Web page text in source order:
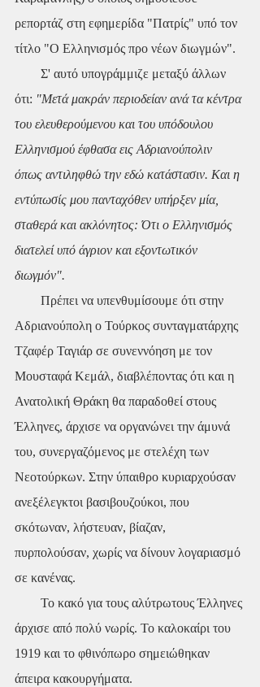
ρεπορτάζ στη εφημερίδα "Πατρίς" υπό τον
τίτλο "Ο Ελληνισμός προ νέων διωγμών".
ότι: "Μετά μακράν περιοδείαν ανά τα κέντρα
του ελευθερούμενου και του υπόδουλου
Ελληνισμού έφθασα εις Αδριανούπολιν
όπως αντιληφθώ την εδώ κατάστασιν. Και η
εντύπωσίς μου πανταχόθεν υπήρξεν μία,
σταθερά και ακλόνητος: Ότι ο Ελληνισμός
διατελεί υπό άγριον και εξοντωτικόν
διωγμόν".
Αδριανούπολη ο Τούρκος συνταγματάρχης
Τζαφέρ Ταγιάρ σε συνεννόηση με τον
Μουσταφά Κεμάλ, διαβλέποντας ότι και η
Ανατολική Θράκη θα παραδοθεί στους
Έλληνες, άρχισε να οργανώνει την άμυνά
του, συνεργαζόμενος με στελέχη των
Νεοτούρκων. Στην ύπαιθρο κυριαρχούσαν
ανεξέλεγκτοι βασιβουζούκοι, που
σκότωναν, λήστευαν, βίαζαν,
πυρπολούσαν, χωρίς να δίνουν λογαριασμό
σε κανένας.
άρχισε από πολύ νωρίς. Το καλοκαίρι του
1919 και το φθινόπωρο σημειώθηκαν
άπειρα κακουργήματα.